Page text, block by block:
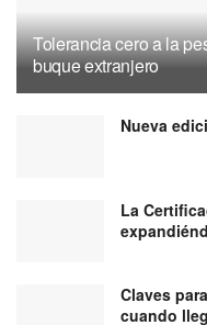
Tolerancia cero a la
buque extranjero
Nueva
La
Claves
cuando